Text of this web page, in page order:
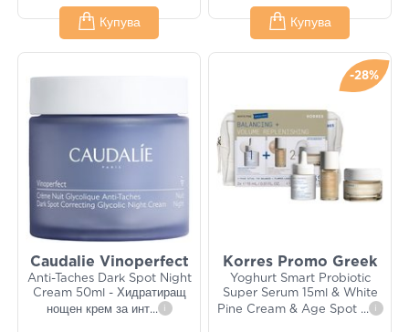
Купува Купува
Caudalie Vinoperfect
Anti-Taches Dark Spot Night
Cream 50ml - Хидратиращ
нощен крем за инт... i
-28%
Korres Promo Greek
Yoghurt Smart Probiotic
Super Serum 15ml & White
Pine Cream & Age Spot ... i